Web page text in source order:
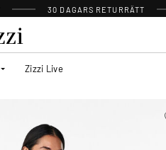
30 DAGARS RETURRÄTT
Zizzi Live